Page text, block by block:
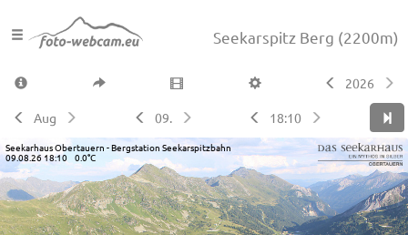
Seekarspitz Berg (2200m)
2026
Aug 09. 18:10
Seekarhaus Obertauern - Bergstation Seekarspitzbahn
09.08.26 18:10 0.0°C